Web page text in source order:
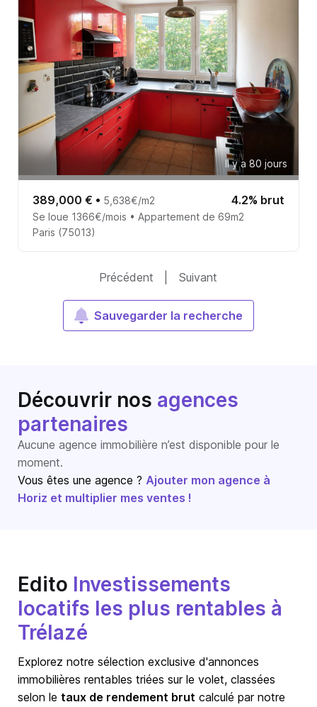
Il y a 80 jours
389,000 € • 5,638€/m2 4.2% brut
Se loue 1366€/mois • Appartement de 69m2
Paris (75013)
Précédent Suivant
Sauvegarder la recherche
Découvrir nos agences
partenaires
Aucune agence immobilière n’est disponible pour le
moment.
Vous êtes une agence ? Ajouter mon agence à
Horiz et multiplier mes ventes !
Edito Investissements
locatifs les plus rentables à
Trélazé
Explorez notre sélection exclusive d'annonces
immobilières rentables triées sur le volet, classées
selon le taux de rendement brut calculé par notre